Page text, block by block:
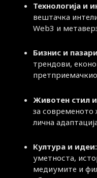
Технологија и
вештачка
Web3 и
Бизнис и
трендови,
Животен стил и
за современото
лична
Култура и идеи:
уметноста,
медиумите и